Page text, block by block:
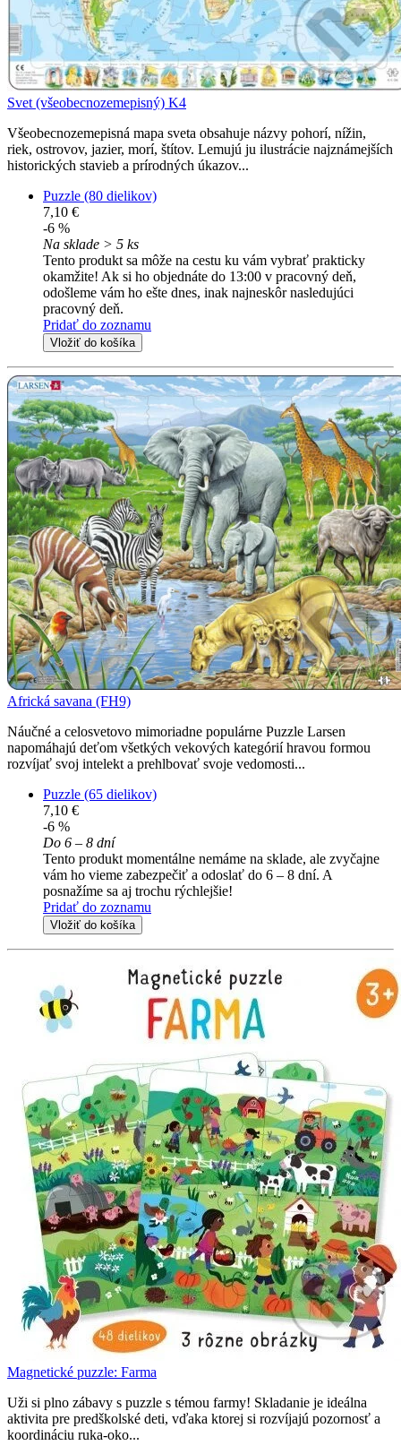
Svet (všeobecnozemepisný) K4
Všeobecnozemepisná mapa sveta obsahuje názvy pohorí, nížin,
riek, ostrovov, jazier, morí, štítov. Lemujú ju ilustrácie najznámejších
historických stavieb a prírodných úkazov...
Puzzle (80 dielikov)
7,10 €
-6 %
Na sklade > 5 ks
Tento produkt sa môže na cestu ku vám vybrať prakticky
okamžite! Ak si ho objednáte do 13:00 v pracovný deň,
odošleme vám ho ešte dnes, inak najneskôr nasledujúci
pracovný deň.
Pridať do zoznamu
Vložiť do košíka
Africká savana (FH9)
Náučné a celosvetovo mimoriadne populárne Puzzle Larsen
napomáhajú deťom všetkých vekových kategórií hravou formou
rozvíjať svoj intelekt a prehlbovať svoje vedomosti...
Puzzle (65 dielikov)
7,10 €
-6 %
Do 6 – 8 dní
Tento produkt momentálne nemáme na sklade, ale zvyčajne
vám ho vieme zabezpečiť a odoslať do 6 – 8 dní. A
posnažíme sa aj trochu rýchlejšie!
Pridať do zoznamu
Vložiť do košíka
Magnetické puzzle: Farma
Uži si plno zábavy s puzzle s témou farmy! Skladanie je ideálna
aktivita pre predškolské deti, vďaka ktorej si rozvíjajú pozornosť a
koordináciu ruka-oko...